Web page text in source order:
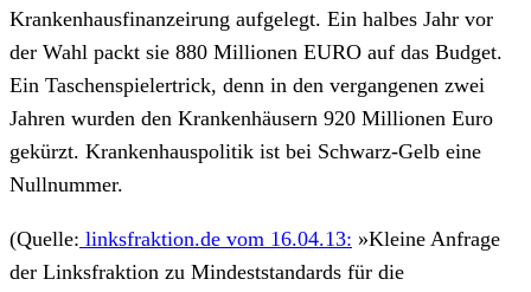
Krankenhausfinanzeirung aufgelegt. Ein halbes Jahr vor
der Wahl packt sie 880 Millionen EURO auf das Budget.
Ein Taschenspielertrick, denn in den vergangenen zwei
Jahren wurden den Krankenhäusern 920 Millionen Euro
gekürzt. Krankenhauspolitik ist bei Schwarz-Gelb eine
Nullnummer.
(Quelle: linksfraktion.de vom 16.04.13: »Kleine Anfrage
der Linksfraktion zu Mindeststandards für die